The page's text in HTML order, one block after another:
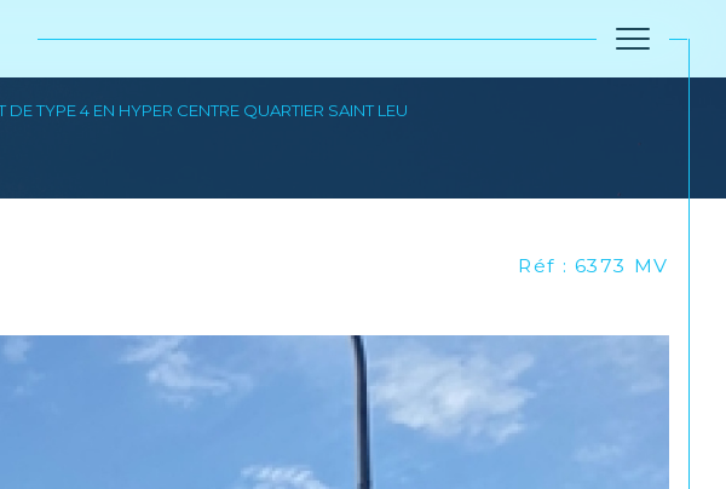
DE TYPE 4 EN HYPER CENTRE QUARTIER SAINT LEU
Réf : 6373 MV